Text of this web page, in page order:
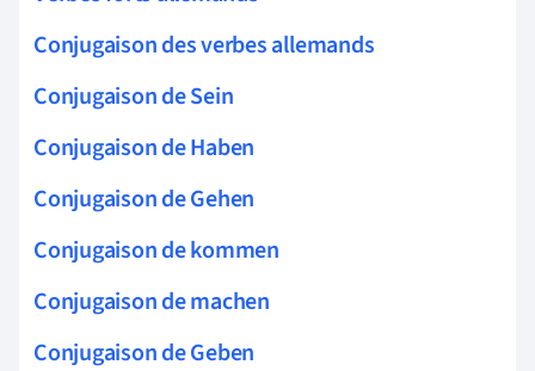
Conjugaison des verbes allemands
Conjugaison de Sein
Conjugaison de Haben
Conjugaison de Gehen
Conjugaison de kommen
Conjugaison de machen
Conjugaison de Geben